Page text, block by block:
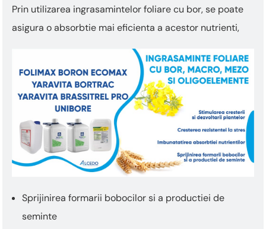
Prin utilizarea ingrasamintelor foliare cu bor, se poate
asigura o absorbtie mai eficienta a acestor nutrienti,
Sprijinirea formarii bobocilor si a productiei de
seminte